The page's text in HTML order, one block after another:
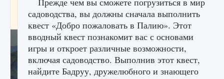
FC 25
9 августа 2024 2 395 0 2
садоводства, вы должны сначала выполнить
квест «Добро пожаловать в Палию». Этот
вводный квест познакомит вас с основами
игры и откроет различные возможности,
включая садоводство. Выполнив этот квест,
найдите Бадруу, дружелюбного и знающего